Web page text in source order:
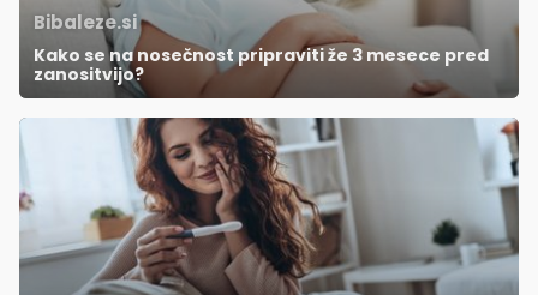
Bibaleze.si
Kako se na nosečnost pripraviti že 3 mesece pred
zanositvijo?